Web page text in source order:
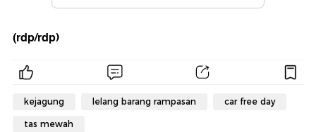
(rdp/rdp)
kejagung lelang barang rampasan car free day
tas mewah